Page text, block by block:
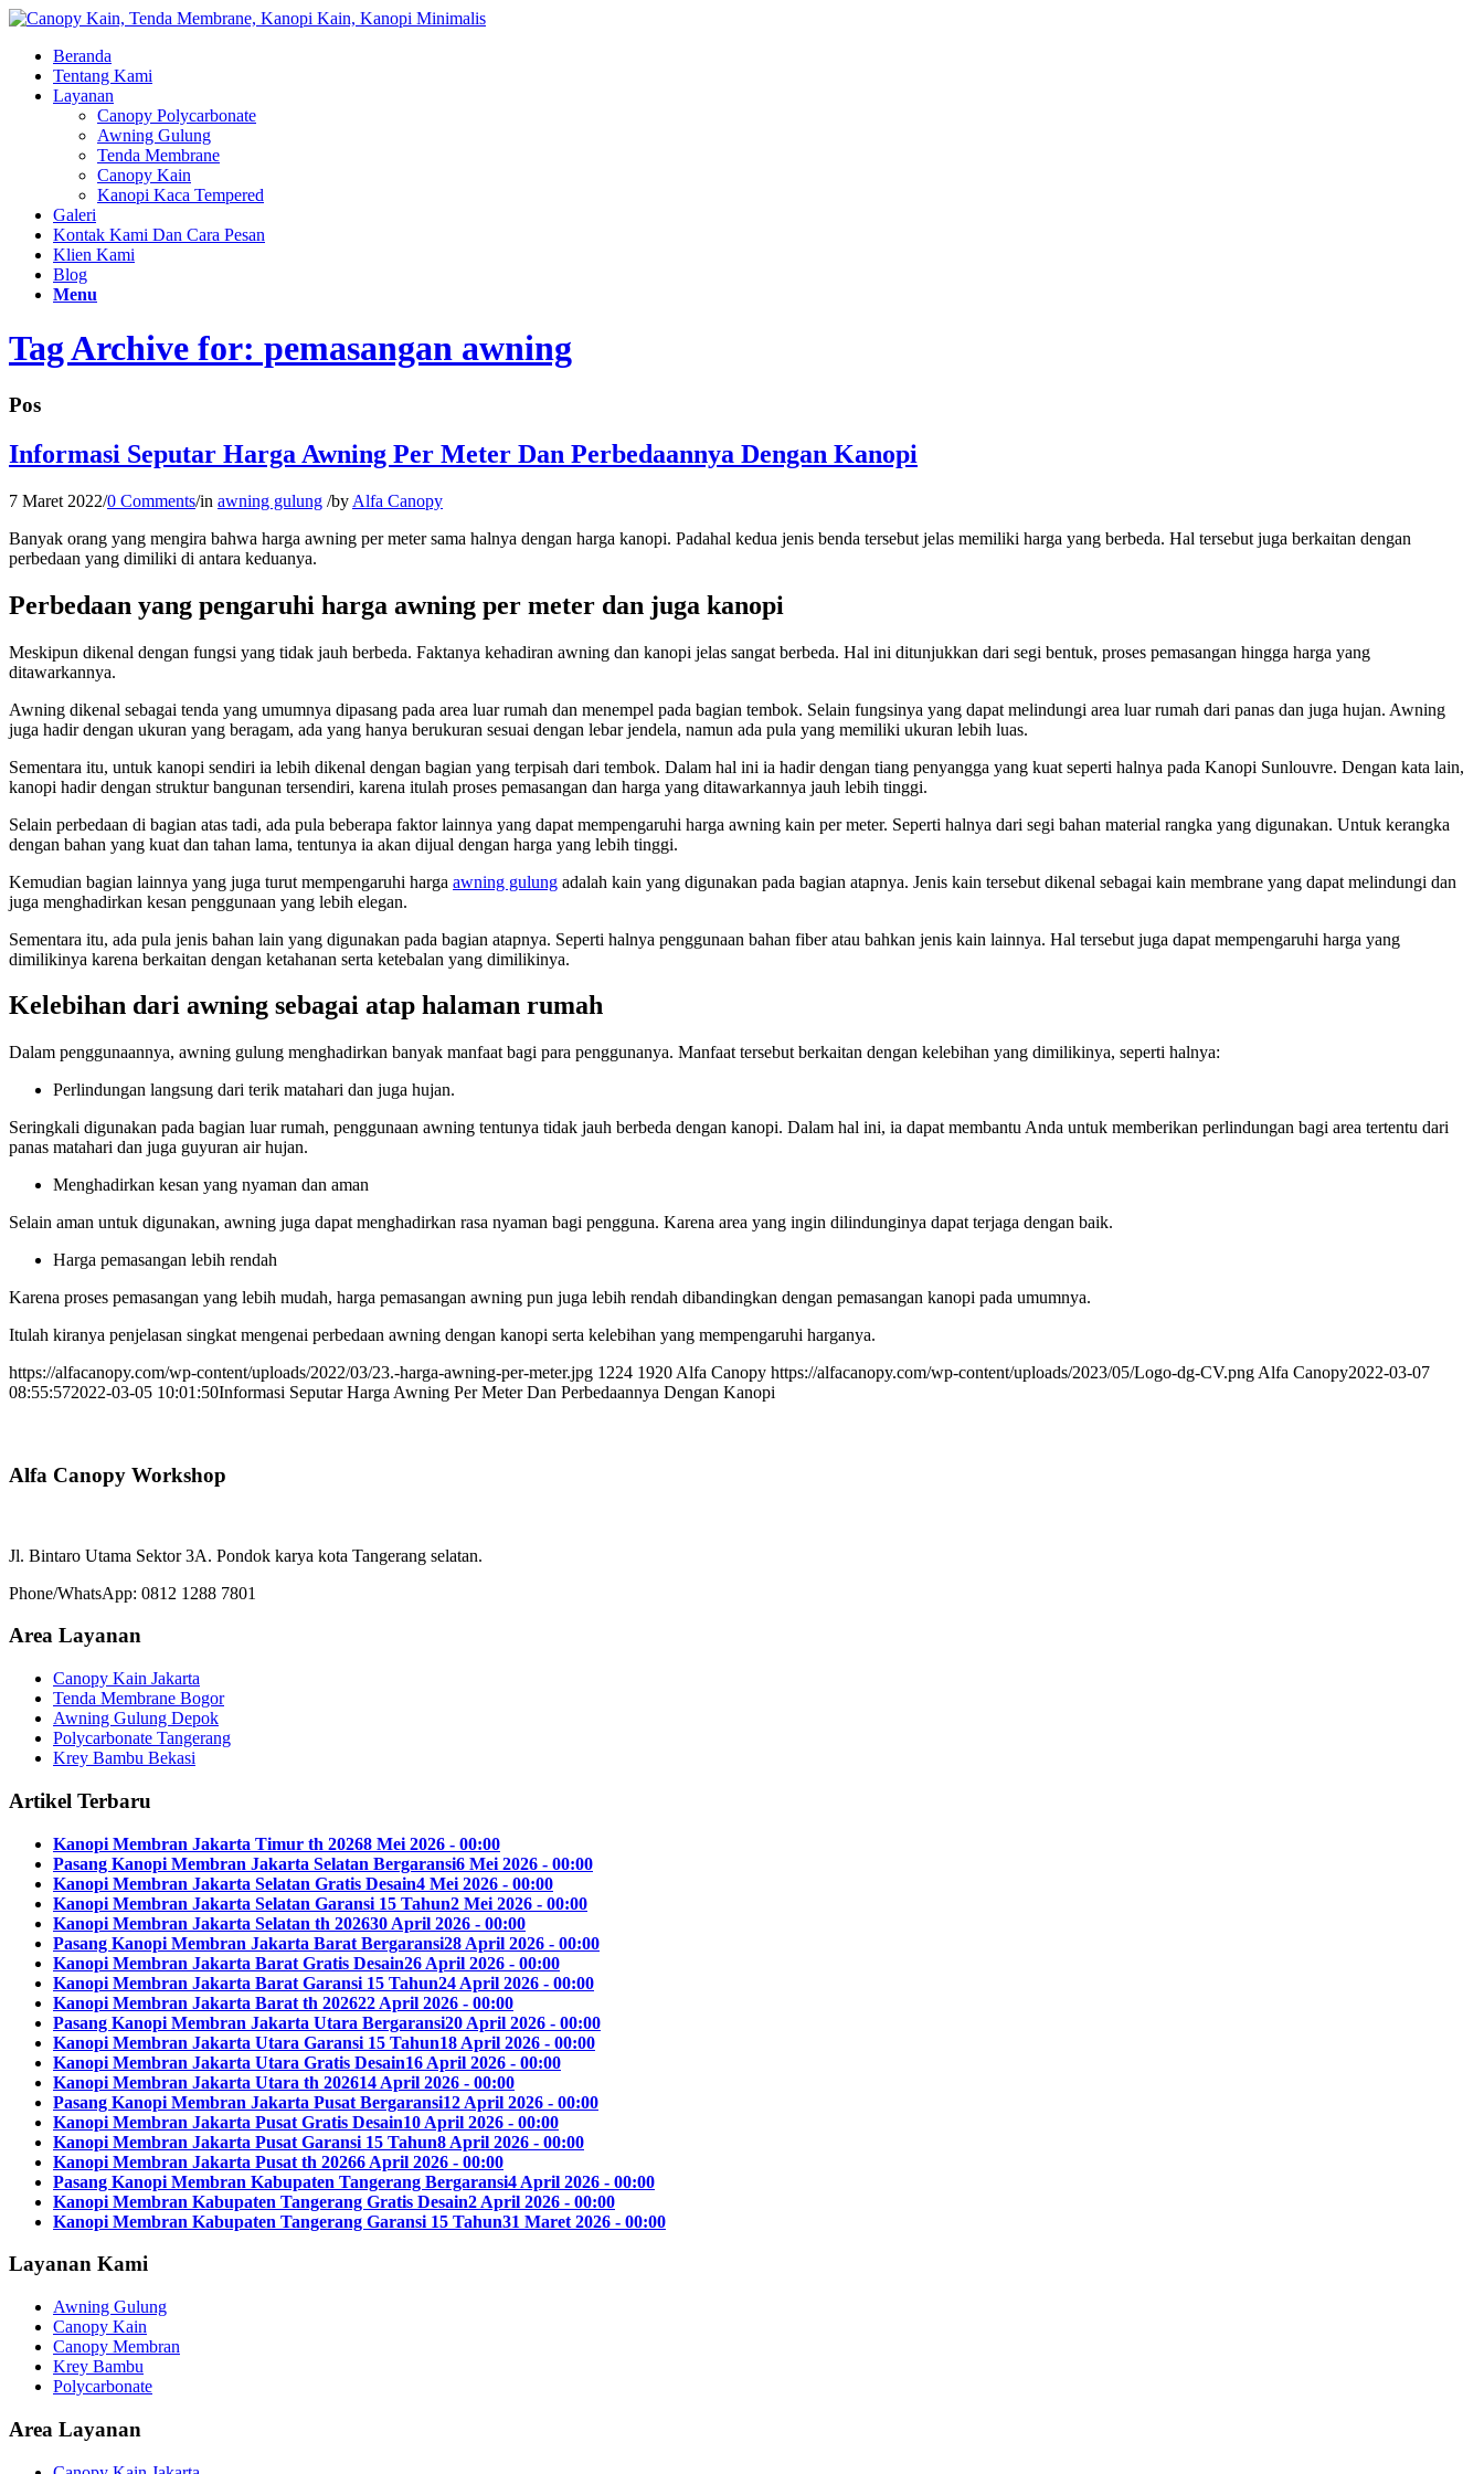
Beranda
Tentang Kami
Layanan
Canopy Polycarbonate
Awning Gulung
Tenda Membrane
Canopy Kain
Kanopi Kaca Tempered
Galeri
Kontak Kami Dan Cara Pesan
Klien Kami
Blog
Menu
Tag Archive for: pemasangan awning
Pos
Informasi Seputar Harga Awning Per Meter Dan Perbedaannya Dengan Kanopi
7 Maret 2022/0 Comments/in awning gulung /by Alfa Canopy
Banyak orang yang mengira bahwa harga awning per meter sama halnya dengan harga kanopi. Padahal kedua jenis benda tersebut jelas memiliki harga yang berbeda. Hal tersebut juga berkaitan dengan
perbedaan yang dimiliki di antara keduanya.
Perbedaan yang pengaruhi harga awning per meter dan juga kanopi
Meskipun dikenal dengan fungsi yang tidak jauh berbeda. Faktanya kehadiran awning dan kanopi jelas sangat berbeda. Hal ini ditunjukkan dari segi bentuk, proses pemasangan hingga harga yang
ditawarkannya.
Awning dikenal sebagai tenda yang umumnya dipasang pada area luar rumah dan menempel pada bagian tembok. Selain fungsinya yang dapat melindungi area luar rumah dari panas dan juga hujan. Awning
juga hadir dengan ukuran yang beragam, ada yang hanya berukuran sesuai dengan lebar jendela, namun ada pula yang memiliki ukuran lebih luas.
Sementara itu, untuk kanopi sendiri ia lebih dikenal dengan bagian yang terpisah dari tembok. Dalam hal ini ia hadir dengan tiang penyangga yang kuat seperti halnya pada Kanopi Sunlouvre. Dengan kata lain,
kanopi hadir dengan struktur bangunan tersendiri, karena itulah proses pemasangan dan harga yang ditawarkannya jauh lebih tinggi.
Selain perbedaan di bagian atas tadi, ada pula beberapa faktor lainnya yang dapat mempengaruhi harga awning kain per meter. Seperti halnya dari segi bahan material rangka yang digunakan. Untuk kerangka
dengan bahan yang kuat dan tahan lama, tentunya ia akan dijual dengan harga yang lebih tinggi.
Kemudian bagian lainnya yang juga turut mempengaruhi harga awning gulung adalah kain yang digunakan pada bagian atapnya. Jenis kain tersebut dikenal sebagai kain membrane yang dapat melindungi dan
juga menghadirkan kesan penggunaan yang lebih elegan.
Sementara itu, ada pula jenis bahan lain yang digunakan pada bagian atapnya. Seperti halnya penggunaan bahan fiber atau bahkan jenis kain lainnya. Hal tersebut juga dapat mempengaruhi harga yang
dimilikinya karena berkaitan dengan ketahanan serta ketebalan yang dimilikinya.
Kelebihan dari awning sebagai atap halaman rumah
Dalam penggunaannya, awning gulung menghadirkan banyak manfaat bagi para penggunanya. Manfaat tersebut berkaitan dengan kelebihan yang dimilikinya, seperti halnya:
Perlindungan langsung dari terik matahari dan juga hujan.
Seringkali digunakan pada bagian luar rumah, penggunaan awning tentunya tidak jauh berbeda dengan kanopi. Dalam hal ini, ia dapat membantu Anda untuk memberikan perlindungan bagi area tertentu dari
panas matahari dan juga guyuran air hujan.
Menghadirkan kesan yang nyaman dan aman
Selain aman untuk digunakan, awning juga dapat menghadirkan rasa nyaman bagi pengguna. Karena area yang ingin dilindunginya dapat terjaga dengan baik.
Harga pemasangan lebih rendah
Karena proses pemasangan yang lebih mudah, harga pemasangan awning pun juga lebih rendah dibandingkan dengan pemasangan kanopi pada umumnya.
Itulah kiranya penjelasan singkat mengenai perbedaan awning dengan kanopi serta kelebihan yang mempengaruhi harganya.
https://alfacanopy.com/wp-content/uploads/2022/03/23.-harga-awning-per-meter.jpg 1224 1920 Alfa Canopy https://alfacanopy.com/wp-content/uploads/2023/05/Logo-dg-CV.png Alfa Canopy2022-03-07
08:55:572022-03-05 10:01:50Informasi Seputar Harga Awning Per Meter Dan Perbedaannya Dengan Kanopi
Alfa Canopy Workshop
Jl. Bintaro Utama Sektor 3A. Pondok karya kota Tangerang selatan.
Phone/WhatsApp: 0812 1288 7801
Area Layanan
Canopy Kain Jakarta
Tenda Membrane Bogor
Awning Gulung Depok
Polycarbonate Tangerang
Krey Bambu Bekasi
Artikel Terbaru
Kanopi Membran Jakarta Timur th 20268 Mei 2026 - 00:00
Pasang Kanopi Membran Jakarta Selatan Bergaransi6 Mei 2026 - 00:00
Kanopi Membran Jakarta Selatan Gratis Desain4 Mei 2026 - 00:00
Kanopi Membran Jakarta Selatan Garansi 15 Tahun2 Mei 2026 - 00:00
Kanopi Membran Jakarta Selatan th 202630 April 2026 - 00:00
Pasang Kanopi Membran Jakarta Barat Bergaransi28 April 2026 - 00:00
Kanopi Membran Jakarta Barat Gratis Desain26 April 2026 - 00:00
Kanopi Membran Jakarta Barat Garansi 15 Tahun24 April 2026 - 00:00
Kanopi Membran Jakarta Barat th 202622 April 2026 - 00:00
Pasang Kanopi Membran Jakarta Utara Bergaransi20 April 2026 - 00:00
Kanopi Membran Jakarta Utara Garansi 15 Tahun18 April 2026 - 00:00
Kanopi Membran Jakarta Utara Gratis Desain16 April 2026 - 00:00
Kanopi Membran Jakarta Utara th 202614 April 2026 - 00:00
Pasang Kanopi Membran Jakarta Pusat Bergaransi12 April 2026 - 00:00
Kanopi Membran Jakarta Pusat Gratis Desain10 April 2026 - 00:00
Kanopi Membran Jakarta Pusat Garansi 15 Tahun8 April 2026 - 00:00
Kanopi Membran Jakarta Pusat th 20266 April 2026 - 00:00
Pasang Kanopi Membran Kabupaten Tangerang Bergaransi4 April 2026 - 00:00
Kanopi Membran Kabupaten Tangerang Gratis Desain2 April 2026 - 00:00
Kanopi Membran Kabupaten Tangerang Garansi 15 Tahun31 Maret 2026 - 00:00
Layanan Kami
Awning Gulung
Canopy Kain
Canopy Membran
Krey Bambu
Polycarbonate
Area Layanan